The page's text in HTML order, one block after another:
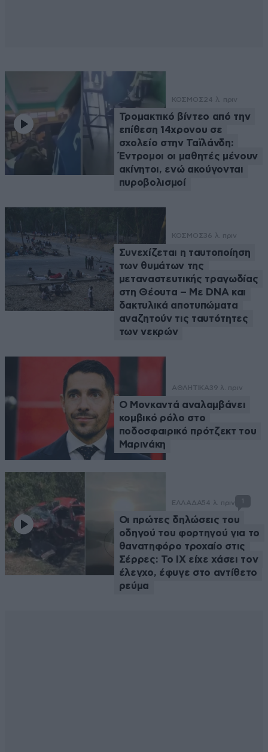
ΚΟΣΜΟΣ24 λ. πριν
Τρομακτικό βίντεο από την
επίθεση 14χρονου σε
σχολείο στην Ταϊλάνδη:
Έντρομοι οι μαθητές μένουν
ακίνητοι, ενώ ακούγονται
πυροβολισμοί
ΚΟΣΜΟΣ36 λ. πριν
Συνεχίζεται η ταυτοποίηση
των θυμάτων της
μεταναστευτικής τραγωδίας
στη Θέουτα – Με DNA και
δακτυλικά αποτυπώματα
αναζητούν τις ταυτότητες
των νεκρών
ΑΘΛΗΤΙΚΑ39 λ. πριν
Ο Μονκαντά αναλαμβάνει
κομβικό ρόλο στο
ποδοσφαιρικό πρότζεκτ του
Μαρινάκη
ΕΛΛΑΔΑ54 λ. πριν 1
Οι πρώτες δηλώσεις του
οδηγού του φορτηγού για το
θανατηφόρο τροχαίο στις
Σέρρες: Το ΙΧ είχε χάσει τον
έλεγχο, έφυγε στο αντίθετο
ρεύμα